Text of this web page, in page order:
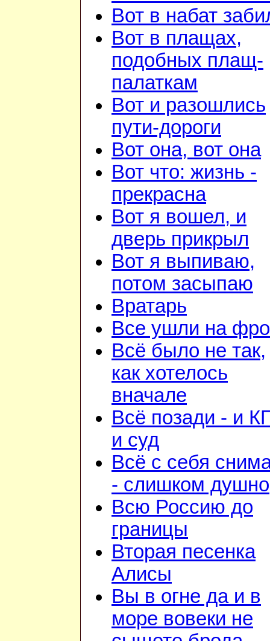
Вот в набат
Вот в плащах,
подобных плащ-
палаткам
Вот и разошлись
пути-дороги
Вот она, вот она
Вот что: жизнь -
прекрасна
Вот я вошел, и
дверь прикрыл
Вот я выпиваю,
потом засыпаю
Вратарь
Все ушли на
Всё было не так,
как хотелось
вначале
Всё позади - и
и суд
Всё с себя
- слишком душно
Всю Россию до
границы
Вторая песенка
Алисы
Вы в огне да и в
море вовеки не